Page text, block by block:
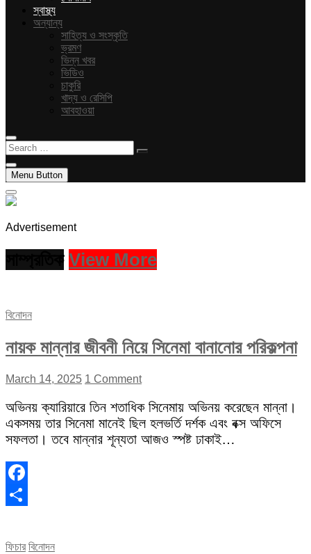
স্বাস্থ্য
অন্যান্য
সাহিত্য ও সংস্কৃতি
ভ্রমণ
ভিন্ন খবর
ভিডিও
চাকুরি
খাদ্য ও রেসিপি
আবহাওয়া
Search
…
Menu Button
Advertisement
View More
বিনোদন
নায়ক মান্নার জীবনী নিয়ে সিনেমা বানানোর পরিকল্পনা
March 14, 2025 1 Comment
অভিনয় ক্যারিয়ারে তিন শতাধিক সিনেমায় অভিনয় করেছেন মান্না।
একসময় তার সিনেমা মানেই ছিল হলভর্তি দর্শক এবং বক্স অফিসে
সফলতা। তবে মান্নার শূন্যতা আজও স্পষ্ট ঢাকাই…
Facebook
ফিচার বিনোদন